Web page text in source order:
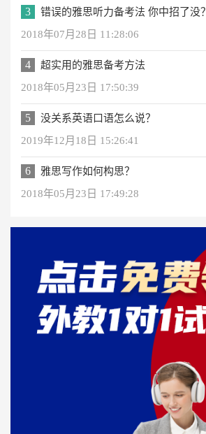
3
错误的雅思听力备考法 你中招了没？
2018年07月28日 11:28:06
4
超实用的雅思备考方法
2018年05月23日 17:50:39
5
没关系英语口语怎么说？
2019年12月18日 15:26:41
6
雅思写作如何构思？
2018年05月23日 17:49:28